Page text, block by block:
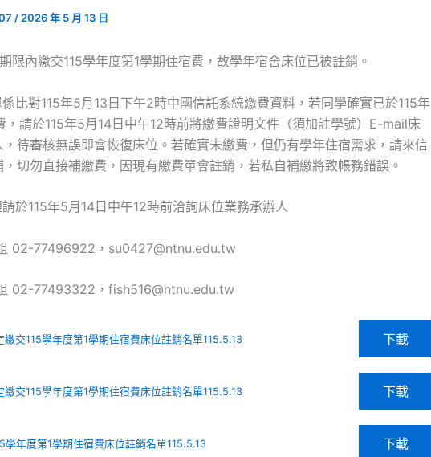
/ 2026 年 5 月 13 日
限內繳交115學年度第1學期住宿費，故學年宿舍床位已被註銷。
比對115年5月13日下午2時中國信託系統繳費資料，若同學確實已於115年
，請於115年5月14日中午12時前將繳費證明文件（須加註學號）E-mail床
待審核無誤即會恢復床位。若確實未繳費，但仍有學年住宿需求，請來信
切勿直接補繳費，因現有繳費單會註銷，若私自補繳將致帳務錯誤。
於115年5月14日中午12時前洽詢床位業務承辦人
02-77496922，su0427@ntnu.edu.tw
02-77493322，fish516@ntnu.edu.tw
交115學年度第1學期住宿費床位註銷名單115.5.13 下載
交115學年度第1學期住宿費床位註銷名單115.5.13 下載
學年度第1學期住宿費床位註銷名單115.5.13 下載